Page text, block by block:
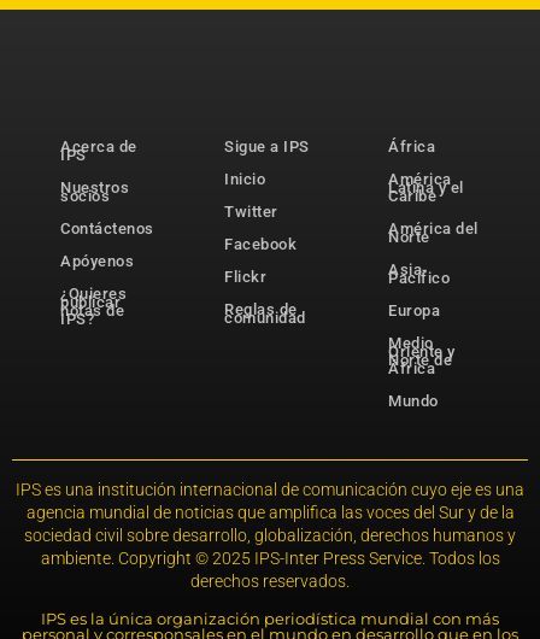
Acerca de
IPS
Nuestros
socios
Contáctenos
Apóyenos
¿Quieres
publicar
notas de
IPS?
Sigue a IPS
Inicio
Twitter
Facebook
Flickr
Reglas de
comunidad
África
América
Latina y el
Caribe
América del
Norte
Asia-
Pacífico
Europa
Medio
Oriente y
Norte de
África
Mundo
IPS es una institución internacional de comunicación cuyo eje es una
agencia mundial de noticias que amplifica las voces del Sur y de la
sociedad civil sobre desarrollo, globalización, derechos humanos y
ambiente. Copyright © 2025 IPS-Inter Press Service. Todos los
derechos reservados.
IPS es la única organización periodística mundial con más
personal y corresponsales en el mundo en desarrollo que en los